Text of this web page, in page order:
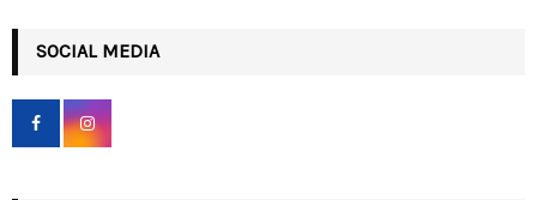
h
f
r
SOCIAL MEDIA